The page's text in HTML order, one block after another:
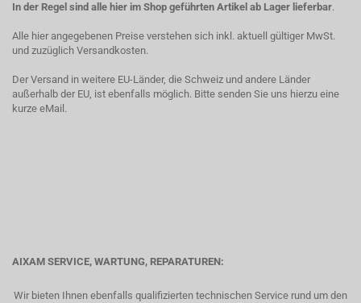
In der Regel sind alle hier im Shop geführten Artikel ab Lager lieferbar.
Alle hier angegebenen Preise verstehen sich inkl. aktuell gültiger MwSt.
und zuzüglich Versandkosten.
Der Versand in weitere EU-Länder, die Schweiz und andere Länder
außerhalb der EU, ist ebenfalls möglich. Bitte senden Sie uns hierzu eine
kurze eMail.
AIXAM SERVICE, WARTUNG, REPARATUREN:
Wir bieten Ihnen ebenfalls qualifizierten technischen Service rund um den